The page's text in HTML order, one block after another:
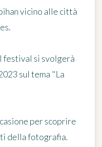
vicino alle città
festival si svolgerà
sul tema "La
per scoprire
della fotografia.